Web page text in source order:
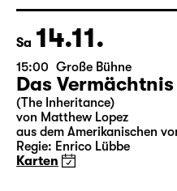
Sa 14.11.
15:00 Große Bühne
Das Vermächtnis
(The Inheritance)
von Matthew Lopez
aus dem Amerikanischen
Regie: Enrico Lübbe
Karten